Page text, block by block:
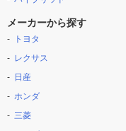
メーカーから探す
トヨタ
レクサス
日産
ホンダ
三菱